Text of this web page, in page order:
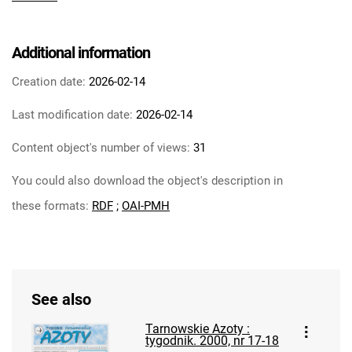
Tarnowie. 1984
Azotowych im. Feliksa Dzierżyńskiego w
Tarnowie. 1985
Azotowych im. Feliksa Dzierżyńskiego w
Tarnowskie Azoty : tygodnik Zakładów
Azotowych im. Feliksa Dzierżyńskiego w
Tarnowie. 1988
Azotowych im. Feliksa Dzierżyńskiego w
Additional information
Creation date: 2026-02-14
Last modification date: 2026-02-14
Content object's number of views: 31
You could also download the object's description in
these formats: RDF ; OAI-PMH
See also
Tarnowskie Azoty :
tygodnik. 2000, nr 17-18